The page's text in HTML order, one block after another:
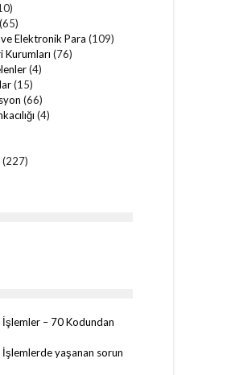
(65)
Elektronik Para (109)
Kurumları (76)
(4)
(15)
(66)
(4)
(227)
İşlemler – 70 Kodundan
İşlemlerde yaşanan sorun